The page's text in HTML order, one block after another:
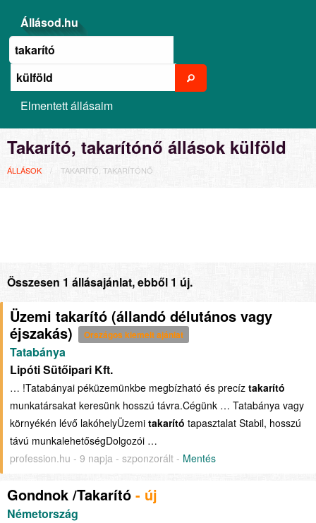
Állásod.hu
Elmentett állásaim
Takarító, takarítónő állások külföld
ÁLLÁSOK TAKARÍTÓ, TAKARÍTÓNŐ
Összesen 1 állásajánlat, ebből 1 új.
Üzemi takarító (állandó délutános vagy
éjszakás)
Országos kiemelt ajánlat
Tatabánya
Lipóti Sütőipari Kft.
… !Tatabányai péküzemünkbe megbízható és precíz takarító
munkatársakat keresünk hosszú távra.Cégünk … Tatabánya vagy
környékén lévő lakóhelyÜzemi takarító tapasztalat Stabil, hosszú
távú munkalehetőségDolgozói …
profession.hu - 9 napja - szponzorált - Mentés
Gondnok /Takarító - új
Németország